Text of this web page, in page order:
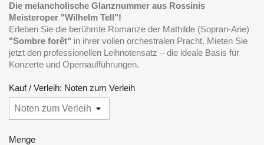
Die melancholische Glanznummer aus Rossinis
Meisteroper "Wilhelm Tell"!
Erleben Sie die berühmte Romanze der Mathilde (Sopran-Arie)
"Sombre forêt" in ihrer vollen orchestralen Pracht. Mieten Sie
jetzt den professionellen Leihnotensatz – die ideale Basis für
Konzerte und Opernaufführungen.
Kauf / Verleih: Noten zum Verleih
Menge